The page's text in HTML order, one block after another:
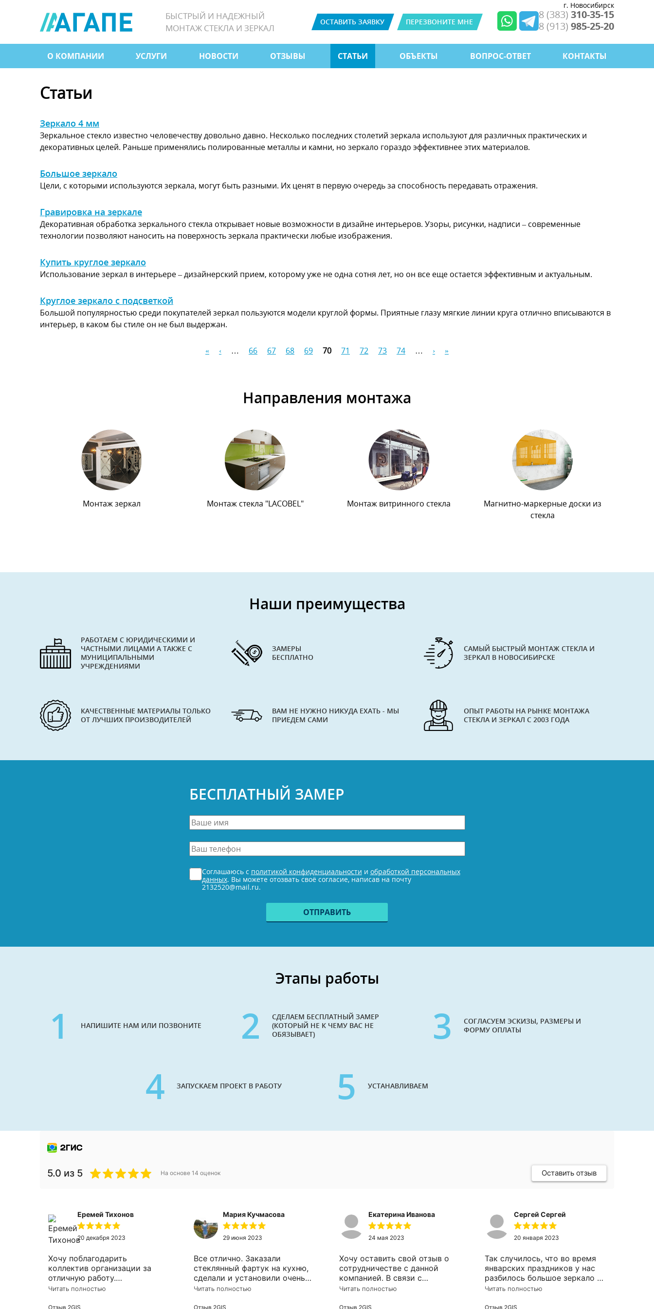
БЫСТРЫЙ И НАДЕЖНЫЙ
МОНТАЖ СТЕКЛА И ЗЕРКАЛ
ОСТАВИТЬ ЗАЯВКУ ПЕРЕЗВОНИТЕ МНЕ
г. Новосибирск
8 (383) 310-35-15
8 (913) 985-25-20
Главное
О КОМПАНИИ УСЛУГИ НОВОСТИ ОТЗЫВЫ СТАТЬИ ОБЪЕКТЫ ВОПРОС-ОТВЕТ КОНТАКТЫ
Статьи
Зеркало 4 мм
Зеркальное стекло известно человечеству довольно давно. Несколько последних столетий зеркала используют для различных практических и
декоративных целей. Раньше применялись полированные металлы и камни, но зеркало гораздо эффективнее этих материалов.
Большое зеркало
Цели, с которыми используются зеркала, могут быть разными. Их ценят в первую очередь за способность передавать отражения.
Гравировка на зеркале
Декоративная обработка зеркального стекла открывает новые возможности в дизайне интерьеров. Узоры, рисунки, надписи – современные
технологии позволяют наносить на поверхность зеркала практически любые изображения.
Купить круглое зеркало
Использование зеркал в интерьере – дизайнерский прием, которому уже не одна сотня лет, но он все еще остается эффективным и актуальным.
Круглое зеркало с подсветкой
Большой популярностью среди покупателей зеркал пользуются модели круглой формы. Приятные глазу мягкие линии круга отлично вписываются в
интерьер, в каком бы стиле он не был выдержан.
« ‹ … 66 67 68 69 70 71 72 73 74 … › »
Направления монтажа
Монтаж зеркал Монтаж стекла "LACOBEL" Монтаж витринного стекла
Магнитно-маркерные доски из
стекла
Наши преимущества
РАБОТАЕМ С ЮРИДИЧЕСКИМИ И
ЧАСТНЫМИ ЛИЦАМИ А ТАКЖЕ С
МУНИЦИПАЛЬНЫМИ
УЧРЕЖДЕНИЯМИ
ЗАМЕРЫ
БЕСПЛАТНО
САМЫЙ БЫСТРЫЙ МОНТАЖ СТЕКЛА И
ЗЕРКАЛ В НОВОСИБИРСКЕ
КАЧЕСТВЕННЫЕ МАТЕРИАЛЫ ТОЛЬКО
ОТ ЛУЧШИХ ПРОИЗВОДИТЕЛЕЙ
ВАМ НЕ НУЖНО НИКУДА ЕХАТЬ - МЫ
ПРИЕДЕМ САМИ
ОПЫТ РАБОТЫ НА РЫНКЕ МОНТАЖА
СТЕКЛА И ЗЕРКАЛ С 2003 ГОДА
БЕСПЛАТНЫЙ ЗАМЕР
Ваше
имя
*Ваш
телефон
*
Согласие
*
Соглашаюсь с политикой конфиденциальности и обработкой персональных
данных. Вы можете отозвать своё согласие, написав на почту
2132520@mail.ru.
Этапы работы
1 НАПИШИТЕ НАМ ИЛИ ПОЗВОНИТЕ 2
СДЕЛАЕМ БЕСПЛАТНЫЙ ЗАМЕР
(КОТОРЫЙ НЕ К ЧЕМУ ВАС НЕ
ОБЯЗЫВАЕТ)
3
СОГЛАСУЕМ ЭСКИЗЫ, РАЗМЕРЫ И
ФОРМУ ОПЛАТЫ
4 ЗАПУСКАЕМ ПРОЕКТ В РАБОТУ 5 УСТАНАВЛИВАЕМ
5.0 из 5 На основе 14 оценок Оставить отзыв
Еремей Тихонов
20 декабря 2023
Хочу поблагодарить
коллектив организации за
отличную работу.
Потребовалось зеркало в
добрался и разбил его. Решил
Читать полностью
Отзыв 2GIS
Мария Кучмасова
29 июня 2023
Все отлично. Заказали
стеклянный фартук на кухню,
сделали и установили очень
оперативно. Рекомендую!
Читать полностью
Отзыв 2GIS
Екатерина Иванова
24 мая 2023
Хочу оставить свой отзыв о
сотрудничестве с данной
компанией. В связи с
ремонтом, возникла
зеркала в ванную комнату.
Читать полностью
Отзыв 2GIS
Сергей Сергей
20 января 2023
Так случилось, что во время
январских праздников у нас
разбилось большое зеркало в
примерочной - возникла
изготовлении и монтаже
Читать полностью
Отзыв 2GIS